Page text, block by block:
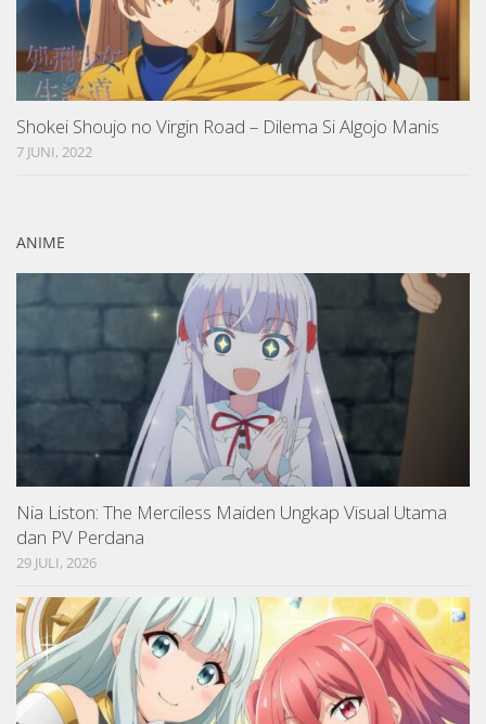
Shokei Shoujo no Virgin Road – Dilema Si Algojo Manis
7 JUNI, 2022
ANIME
Nia Liston: The Merciless Maiden Ungkap Visual Utama
dan PV Perdana
29 JULI, 2026